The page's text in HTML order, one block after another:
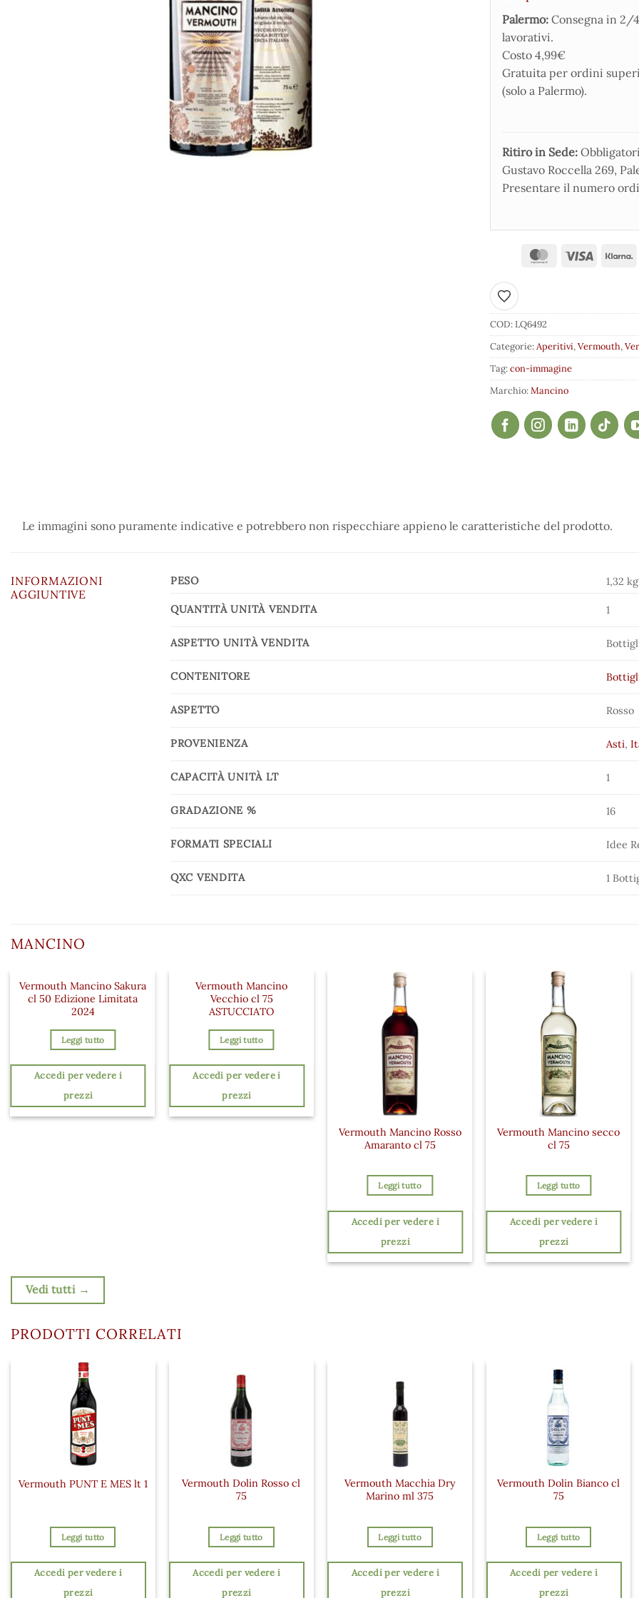
Palermo: Consegna in 2/
lavorativi.
Costo 4,99€
Gratuita per ordini
(solo a Palermo).
Ritiro in Sede:
Gustavo Roccella 269,
Presentare il numero
Aggiungi ai preferiti
COD:LQ6492
Categorie:Aperitivi,Vermouth,
Tag:con-immagine
Marchio:Mancino
Le immagini sono puramente indicative e potrebbero non rispecchiare appieno le caratteristiche del prodotto.
INFORMAZIONI
AGGIUNTIVE
PESO 1,32 kg
QUANTITÀ UNITÀ VENDITA 1
ASPETTO UNITÀ VENDITA
CONTENITORE
ASPETTO Rosso
PROVENIENZA Asti,
CAPACITÀ UNITÀ LT 1
GRADAZIONE % 16
FORMATI SPECIALI Idee
QXC VENDITA 1
MANCINO
Vermouth Mancino Sakura
cl 50 Edizione Limitata
2024
Leggi tutto
Accedi per vedere i
prezzi
Vermouth Mancino
Vecchio cl 75
ASTUCCIATO
Leggi tutto
Accedi per vedere i
prezzi
Vermouth Mancino Rosso
Amaranto cl 75
Leggi tutto
Accedi per vedere i
prezzi
Vermouth Mancino secco
cl 75
Leggi tutto
Accedi per vedere i
prezzi
Vedi tutti →
PRODOTTI CORRELATI
Vermouth PUNT E MES lt 1
Leggi tutto
Accedi per vedere i
prezzi
Vermouth Dolin Rosso cl
75
Leggi tutto
Accedi per vedere i
prezzi
Vermouth Macchia Dry
Marino ml 375
Leggi tutto
Accedi per vedere i
prezzi
Vermouth Dolin Bianco cl
75
Leggi tutto
Accedi per vedere i
prezzi